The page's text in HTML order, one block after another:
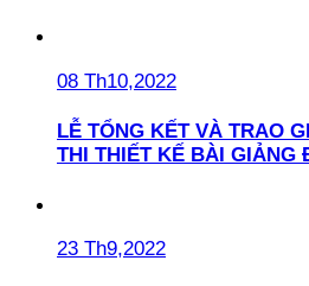
08 Th10,2022
LỄ TỔNG KẾT VÀ TRAO
THI THIẾT KẾ BÀI GIẢNG
23 Th9,2022